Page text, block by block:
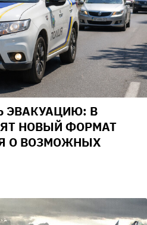
ЭВАКУАЦИЮ: В
НОВЫЙ ФОРМАТ
О ВОЗМОЖНЫХ